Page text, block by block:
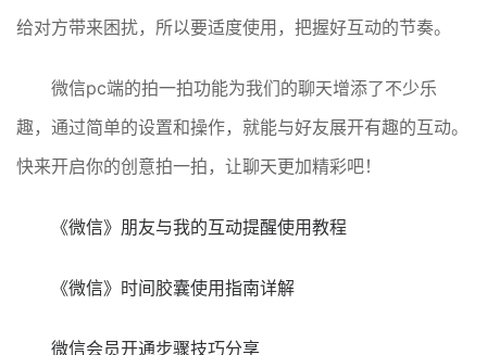
给对方带来困扰，所以要适度使用，把握好互动的节奏。
微信pc端的拍一拍功能为我们的聊天增添了不少乐
趣，通过简单的设置和操作，就能与好友展开有趣的互动。
快来开启你的创意拍一拍，让聊天更加精彩吧！
《微信》朋友与我的互动提醒使用教程
《微信》时间胶囊使用指南详解
微信会员开通步骤技巧分享